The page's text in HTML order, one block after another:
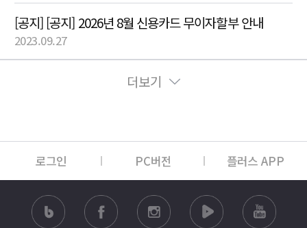
[공지] [공지] 2026년 8월 신용카드 무이자할부 안내
2023.09.27
더보기
로그인 PC버전 플러스 APP